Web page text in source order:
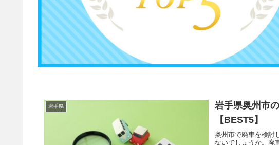
岩手県
岩手県奥州市
【BEST5】
奥州市で廃車を検討
ないでしょうか。廃